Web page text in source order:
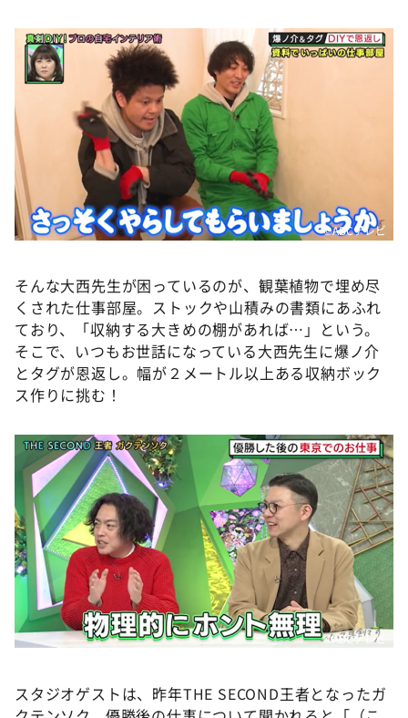
©️ABCテレビ
そんな大西先生が困っているのが、観葉植物で埋め尽
くされた仕事部屋。ストックや山積みの書類にあふれ
ており、「収納する大きめの棚があれば…」という。
そこで、いつもお世話になっている大西先生に爆ノ介
とタグが恩返し。幅が２メートル以上ある収納ボック
ス作りに挑む！
©️ABCテレビ
スタジオゲストは、昨年THE SECOND王者となったガ